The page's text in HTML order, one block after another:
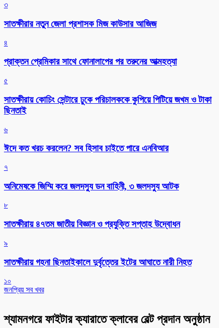
৩
সাতক্ষীরার নতুন জেলা প্রশাসক মিজ কাউসার আজিজ
৪
প্রাক্তন প্রেমিকার সাথে ফোনালাপের পর তরুনের আত্মহত্যা
৫
সাতক্ষীরায় কোচিং সেন্টারে ঢুকে পরিচালককে কুপিয়ে পিটিয়ে জখম ও টাকা
ছিনতাই
৬
ঈদে কত খরচ করলেন? সব হিসাব চাইতে পারে এনবিআর
৭
অনিমেষকে জিম্মি করে জলদস্যু ডন বাহিনী, ৩ জলদস্যু আটক
৮
সাতক্ষীরায় ৪৭তম জাতীয় বিজ্ঞান ও প্রযুক্তি সপ্তাহ উদ্বোধন
৯
সাতক্ষীরায় গহনা ছিনতাইকালে দুর্বৃত্তের ইটের আঘাতে নারী নিহত
১০
জনপ্রিয় সব খবর
শ্যামনগরে ফাইটার ক্যারাতে ক্লাবের বেল্ট প্রদান অনুষ্ঠান